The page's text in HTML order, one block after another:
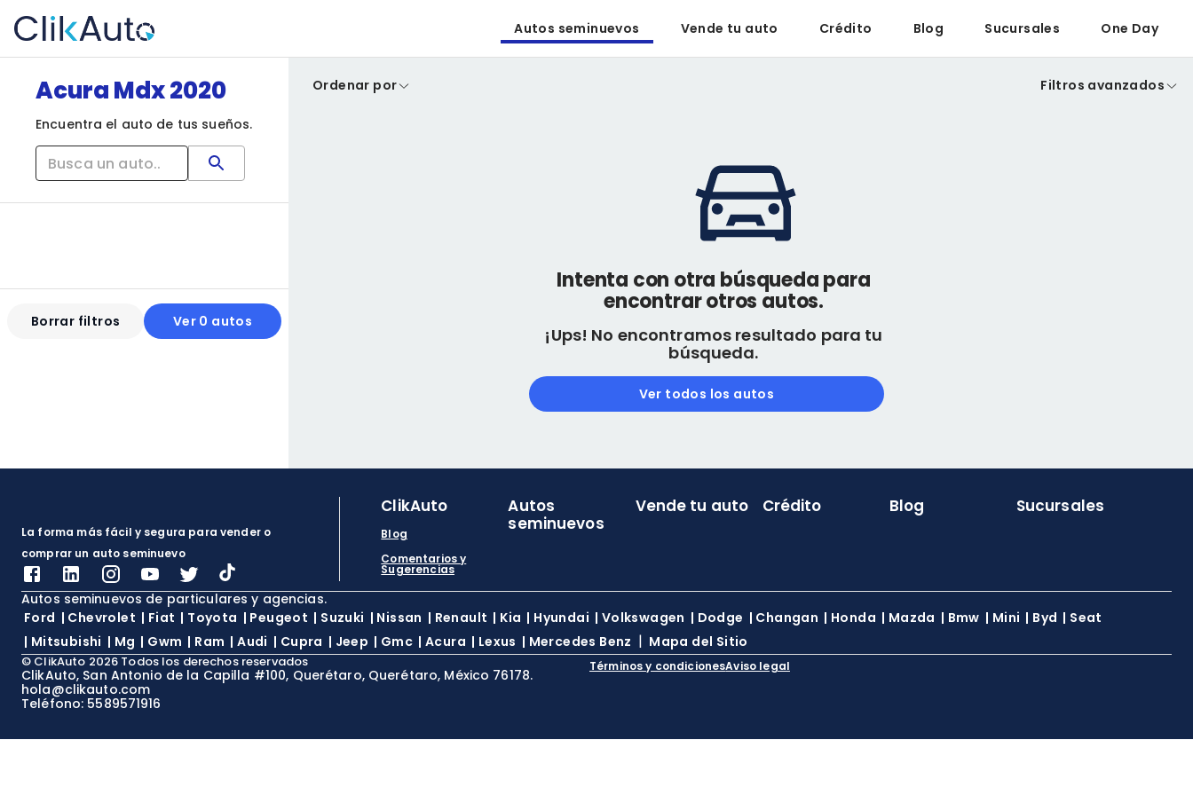
Autos seminuevos Vende tu auto Crédito Blog Sucursales One Day
Acura Mdx 2020
Encuentra el auto de tus sueños.
Borrar filtros Ver 0 autos
Ordenar por Filtros avanzados
Intenta con otra búsqueda para
encontrar otros autos.
¡Ups! No encontramos resultado para tu
búsqueda.
Ver todos los autos
La forma más fácil y segura para vender o
comprar un auto seminuevo
ClikAuto
Blog
Comentarios y
Sugerencias
Autos
seminuevos
Vende tu auto Crédito Blog Sucursales
Autos seminuevos de particulares y agencias.
Ford | Chevrolet | Fiat | Toyota | Peugeot | Suzuki | Nissan | Renault | Kia | Hyundai | Volkswagen | Dodge | Changan | Honda | Mazda | Bmw | Mini | Byd | Seat
| Mitsubishi | Mg | Gwm | Ram |Audi | Cupra | Jeep | Gmc | Acura | Lexus | Mercedes Benz | Mapa del Sitio
© ClikAuto 2026 Todos los derechos reservados
ClikAuto, San Antonio de la Capilla #100, Querétaro, Querétaro, México 76178.
hola@clikauto.com
Teléfono: 5589571916
Términos y condicionesAviso legal